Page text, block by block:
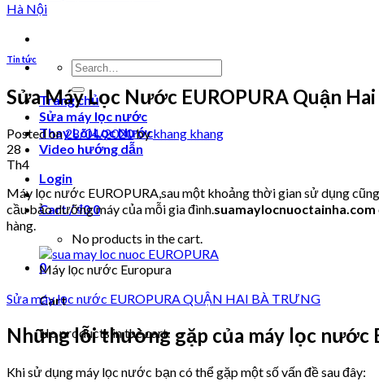
Search
for:
Trang chủ
Sửa máy lọc nước
Thay Lõi Lọc Nước
Video hướng dẫn
Login
Cart /₫00
No products in the cart.
0
Cart
No products in the cart.
Tin tức
Sửa Máy Lọc Nước EUROPURA Quận
Posted on28/04/2020bykhang khang
28
Th4
Máy lọc nước EUROPURA,sau một khoảng thời gian sử dụng
cầu bảo dưỡng máy của mỗi gia đình.suamaylocnuoctainha.com
hàng.
Máy lọc nước Europura
Sửa máy lọc nước EUROPURA QUẬN HAI BÀ TRƯNG
Những lỗi thường gặp của máy lọc nước
Khi sử dụng máy lọc nước bạn có thể gặp một số vấn đề sau đây: